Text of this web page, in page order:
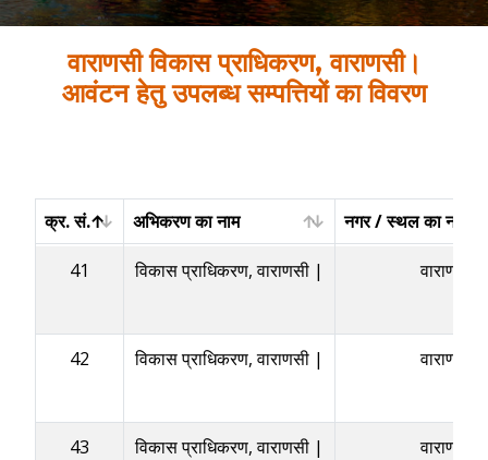
वाराणसी विकास प्राधिकरण, वाराणसी।
आवंटन हेतु उपलब्ध सम्पत्तियों का विवरण
क्र. सं. अभिकरण का नाम
नगर / स्थल का नाम /
क्र. सं.
अभिकरण का नाम
41 विकास प्राधिकरण, वाराणसी | वाराणसी
42 विकास प्राधिकरण, वाराणसी | वाराणसी
43 विकास प्राधिकरण, वाराणसी | वाराणसी